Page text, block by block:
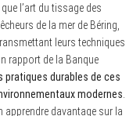
l’art du tissage des
de la mer de Béring,
leurs techniques
rapport de la Banque
pratiques durables de ces
modernes
apprendre davantage sur la